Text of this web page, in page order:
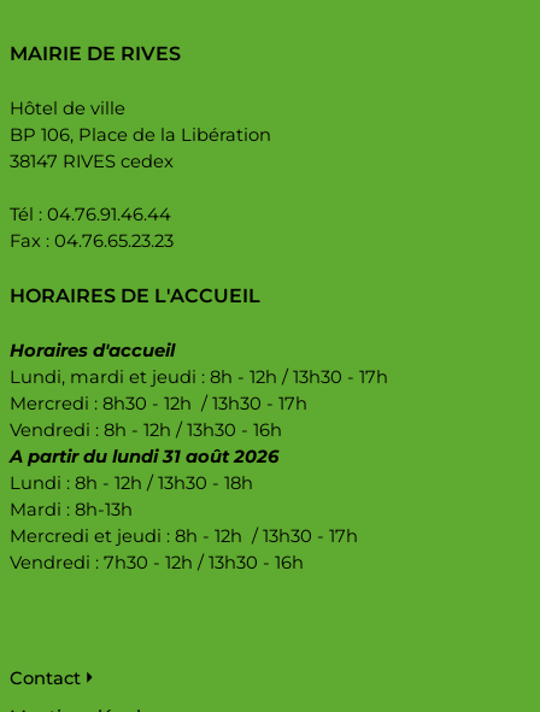
Pied de page
Contact
MAIRIE DE RIVES
Hôtel de ville
BP 106, Place de la Libération
38147 RIVES cedex
Tél : 04.76.91.46.44
Fax : 04.76.65.23.23
HORAIRES DE L'ACCUEIL
Horaires d'accueil
Lundi, mardi et jeudi : 8h - 12h / 13h30 - 17h
Mercredi : 8h30 - 12h / 13h30 - 17h
Vendredi : 8h - 12h / 13h30 - 16h
A partir du lundi 31 août 2026
Lundi : 8h - 12h / 13h30 - 18h
Mardi : 8h-13h
Mercredi et jeudi : 8h - 12h / 13h30 - 17h
Vendredi : 7h30 - 12h / 13h30 - 16h